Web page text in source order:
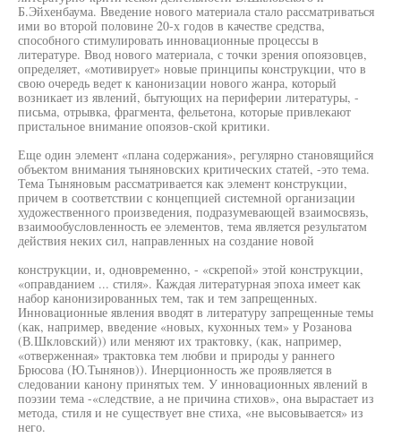
Б.Эйхенбаума. Введение нового материала стало рассматриваться
ими во второй половине 20-х годов в качестве средства,
способного стимулировать инновационные процессы в
литературе. Ввод нового материала, с точки зрения опоязовцев,
определяет, «мотивирует» новые принципы конструкции, что в
свою очередь ведет к канонизации нового жанра, который
возникает из явлений, бытующих на периферии литературы, -
письма, отрывка, фрагмента, фельетона, которые привлекают
пристальное внимание опоязов-ской критики.
Еще один элемент «плана содержания», регулярно становящийся
объектом внимания тыняновских критических статей, -это тема.
Тема Тыняновым рассматривается как элемент конструкции,
причем в соответствии с концепцией системной организации
художественного произведения, подразумевающей взаимосвязь,
взаимообусловленность ее элементов, тема является результатом
действия неких сил, направленных на создание новой
конструкции, и, одновременно, - «скрепой» этой конструкции,
«оправданием ... стиля». Каждая литературная эпоха имеет как
набор канонизированных тем, так и тем запрещенных.
Инновационные явления вводят в литературу запрещенные темы
(как, например, введение «новых, кухонных тем» у Розанова
(В.Шкловский)) или меняют их трактовку, (как, например,
«отверженная» трактовка тем любви и природы у раннего
Брюсова (Ю.Тынянов)). Инерционность же проявляется в
следовании канону принятых тем. У инновационных явлений в
поэзии тема -«следствие, а не причина стихов», она вырастает из
метода, стиля и не существует вне стиха, «не высовывается» из
него.